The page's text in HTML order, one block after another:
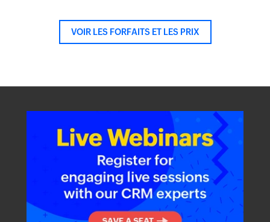
VOIR LES FORFAITS ET LES PRIX